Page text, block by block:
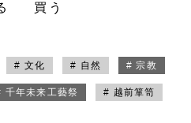
買う
# 文化 # 自然 # 宗教
千年未来工藝祭 # 越前箪笥